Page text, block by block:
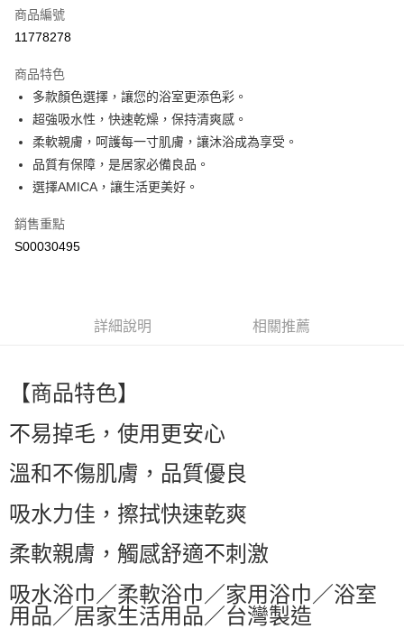
超商取貨付款
Apple Pay
街口支付
全盈+PAY
ATM付款
付款後全家取貨
萊爾富取貨付款
每筆NT$60，滿NT$599(含以上)免運費
付款後萊爾富取貨
每筆NT$60，滿NT$599(含以上)免運費
每筆NT$60，滿NT$599(含以上)免運費
付款後7-11取貨
宅配
商品編號
11778278
商品特色
多款顏色選擇，讓您的浴室更添色彩。
超強吸水性，快速乾燥，保持清爽感。
柔軟親膚，呵護每一寸肌膚，讓沐浴成為享受。
品質有保障，是居家必備良品。
選擇AMICA，讓生活更美好。
銷售重點
S00030495
詳細說明 相關推薦
【商品特色】
不易掉毛，使用更安心
溫和不傷肌膚，品質優良
吸水力佳，擦拭快速乾爽
柔軟親膚，觸感舒適不刺激
吸水浴巾／柔軟浴巾／家用浴巾／浴室
用品／居家生活用品／台灣製造